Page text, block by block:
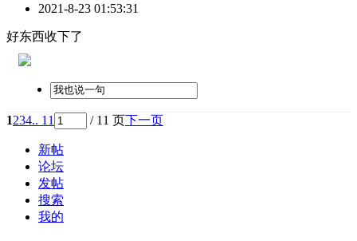
2021-8-23 01:53:31
好东西收下了
1234.. 11 / 11 页下一页
新帖
论坛
发帖
搜索
我的